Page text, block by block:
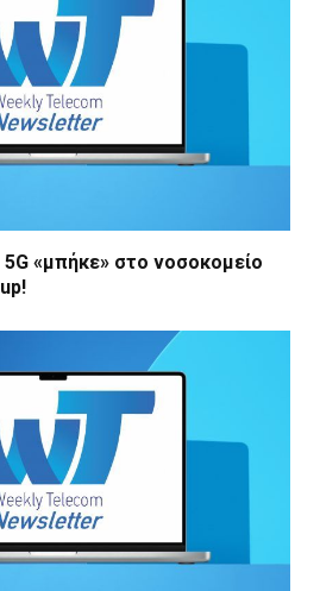
«μπήκε» στο νοσοκομείο